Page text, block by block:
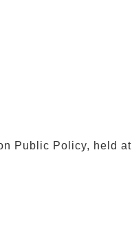
Public Policy, held at